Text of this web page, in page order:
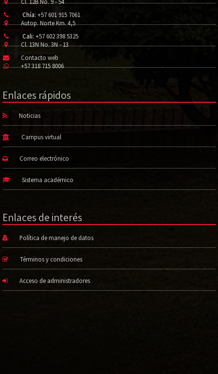
Chía: +57 601 915 7061
Autop. Norte Km. 4,5
Cali: +57 602 398 5325
Cl. 13N No. 3N - 13
Contacto web
+57 318 715 8006
Enlaces rápidos
Noticias
Campus virtual
Correo electrónico
Sistema académico
Enlaces de interés
Política de manejo de datos
Términos y condiciones
Acceso de administradores